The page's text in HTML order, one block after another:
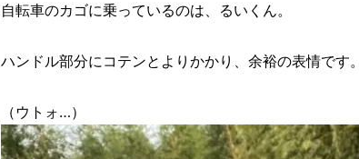
自転車のカゴに乗っているのは、るいくん。
ハンドル部分にコテンとよりかかり、余裕の表情です。
（ウトォ…）